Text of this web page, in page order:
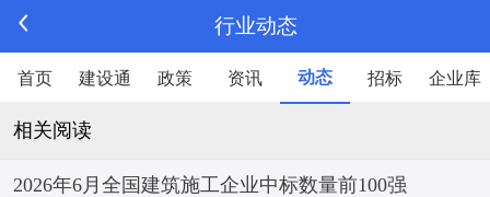
行业动态
首页 建设通 政策 资讯 动态 招标 企业库
相关阅读
2026年6月全国建筑施工企业中标数量前100强